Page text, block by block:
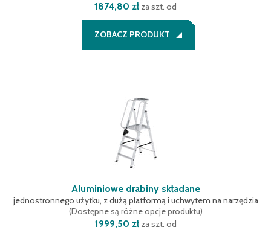
1874,80 zł za szt. od
ZOBACZ PRODUKT
Aluminiowe drabiny składane
jednostronnego użytku, z dużą platformą i uchwytem na narzędzia
(Dostępne są różne opcje produktu)
1999,50 złza szt. od